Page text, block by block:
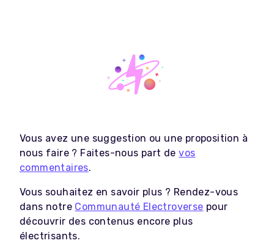
Vous avez une suggestion ou une proposition à
nous faire ? Faites-nous part devos
commentaires.
Vous souhaitez en savoir plus ? Rendez-vous
dans notre Communauté Electroverse pour
découvrir des contenus encore plus
électrisants.